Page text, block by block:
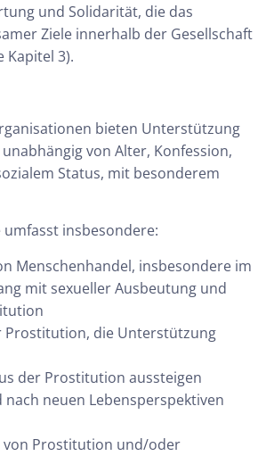
und Solidarität, die das
Ziele innerhalb der Gesellschaft
Kapitel 3).
bieten Unterstützung
von Alter, Konfession,
Status, mit besonderem
insbesondere:
Menschenhandel, insbesondere im
mit sexueller Ausbeutung und
Prostitution, die Unterstützung
der Prostitution aussteigen
neuen Lebensperspektiven
von Prostitution und/oder